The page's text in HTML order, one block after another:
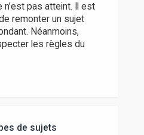
pas atteint. Il est
remonter un sujet
Néanmoins,
les règles du
de sujets